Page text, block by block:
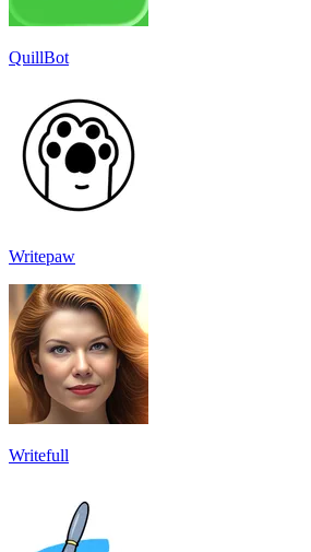
QuillBot
Writepaw
Writefull